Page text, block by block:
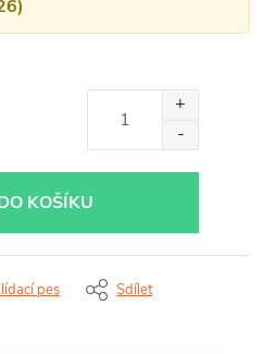
KOŠÍKU
pes Sdílet